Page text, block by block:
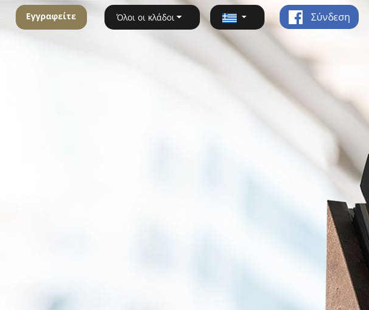
Εγγραφείτε Όλοι οι κλάδοι Σύνδεση